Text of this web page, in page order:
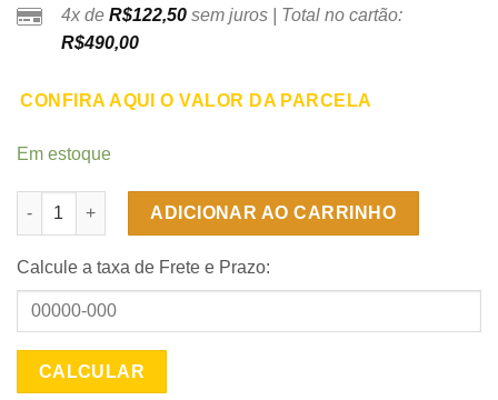
4x de R$122,50 sem juros | Total no cartão:
R$490,00
CONFIRA AQUI O VALOR DA PARCELA
Em estoque
Armário Aéreo 3 portas Reflecta Cozinha Valência - Branco -
ADICIONAR AO CARRINHO
Calcule a taxa de Frete e Prazo: